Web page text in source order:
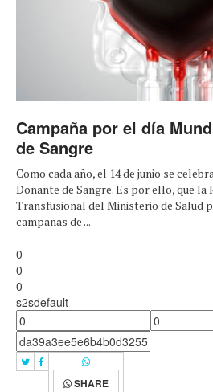
Campaña por el día
de Sangre
Como cada año, el 14 de junio se
Donante de Sangre. Es por ello, que la
Transfusional del Ministerio de Salud
campañas de ...
0
0
0
s2sdefault
SHARE